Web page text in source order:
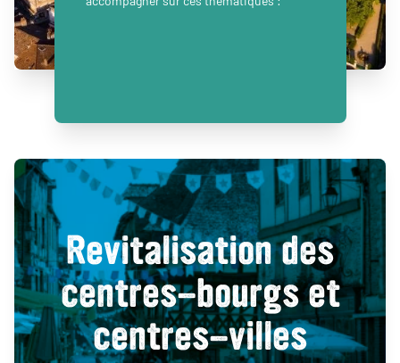
Revitalisation des
centres-bourgs et
centres-villes